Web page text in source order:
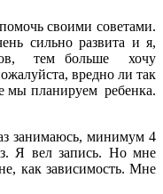
своими советами.
сильно развита и я,
тем больше хочу
вредно ли так
мы планируем ребенка.
занимаюсь, минимум 4
Я вел запись. Но мне
как зависимость. Мне